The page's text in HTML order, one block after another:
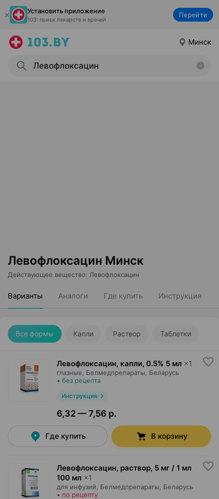
Установить приложение
103: поиск лекарств и врачей
Перейти
Минск
Левофлоксацин Минск
Действующее вещество: Левофлоксацин
Варианты Аналоги Где купить Инструкция
Все формы Капли Раствор Таблетки
Левофлоксацин, капли, 0.5% 5 мл ×1
глазные, Белмедпрепараты , Беларусь
• без рецепта
Инструкция
6,32 — 7,56 р.
Где купить В корзину
Левофлоксацин, раствор, 5 мг / 1 мл
100 мл ×1
для инфузий, Белмедпрепараты , Беларусь
• по рецепту